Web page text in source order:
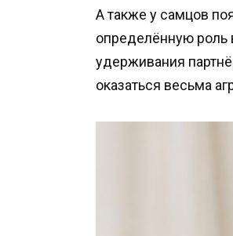
А также у самцов
определённую
удерживания
оказаться весьма